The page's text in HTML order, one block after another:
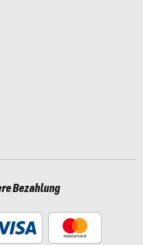
Bezahlung